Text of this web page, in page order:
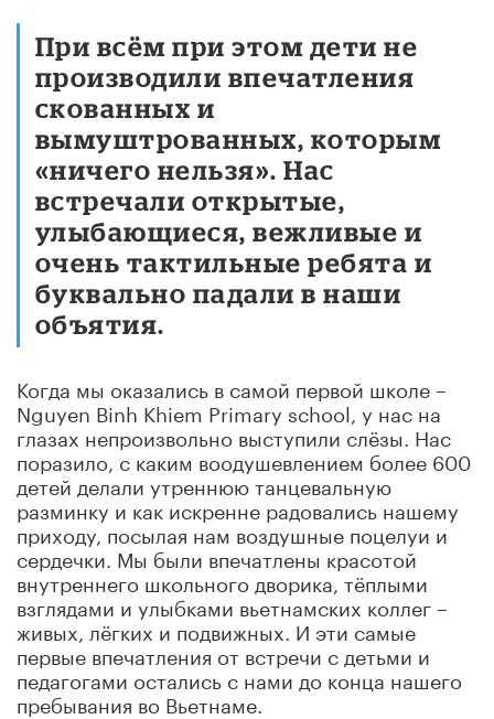
При всём при этом дети не
производили впечатления
скованных и
вымуштрованных, которым
«ничего нельзя». Нас
встречали открытые,
улыбающиеся, вежливые и
очень тактильные ребята и
буквально падали в наши
объятия.
Когда мы оказались в самой первой школе –
Nguyen Binh Khiem Primary school, у нас на
глазах непроизвольно выступили слёзы. Нас
поразило, с каким воодушевлением более 600
детей делали утреннюю танцевальную
разминку и как искренне радовались нашему
приходу, посылая нам воздушные поцелуи и
сердечки. Мы были впечатлены красотой
внутреннего школьного дворика, тёплыми
взглядами и улыбками вьетнамских коллег –
живых, лёгких и подвижных. И эти самые
первые впечатления от встречи с детьми и
педагогами остались с нами до конца нашего
пребывания во Вьетнаме.